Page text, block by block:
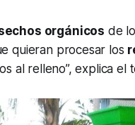
orgánicos de
quieran procesar los
al relleno”, explica el